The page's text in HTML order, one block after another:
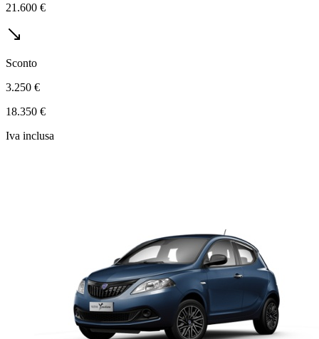
21.600 €
Sconto
3.250 €
18.350 €
Iva inclusa